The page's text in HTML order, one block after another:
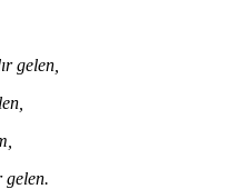
gelen,
gelen.